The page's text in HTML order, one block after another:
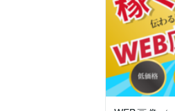
https://
ーーーー
【名刺作
①お一人
→話が盛